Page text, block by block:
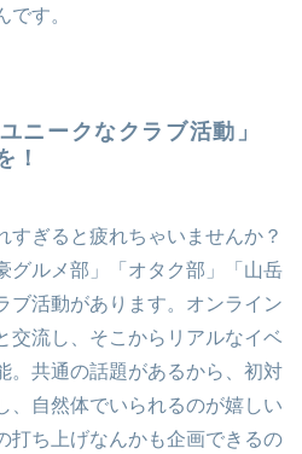
す。
ニークなクラブ活動」
！
すぎると疲れちゃいませんか？
グルメ部」「オタク部」「山岳
ブ活動があります。オンライン
交流し、そこからリアルなイベ
。共通の話題があるから、初対
、自然体でいられるのが嬉しい
打ち上げなんかも企画できるの